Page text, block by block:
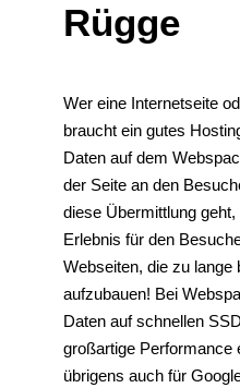
Rügge
Wer eine Internetseite
braucht ein gutes
Daten auf dem
der Seite an den
diese Übermittlung
Erlebnis für den
Webseiten, die zu lange
aufzubauen! Bei
Daten auf schnellen
großartige Performance
übrigens auch für